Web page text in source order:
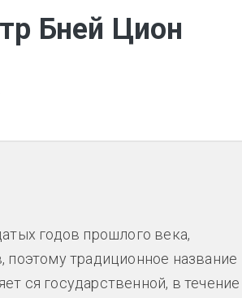
Бней Цион
годов прошлого века,
традиционное название
ся государственной, в течение